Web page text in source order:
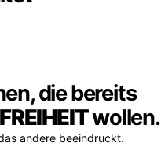
die bereits
FREIHEITwollen.
andere beeindruckt.